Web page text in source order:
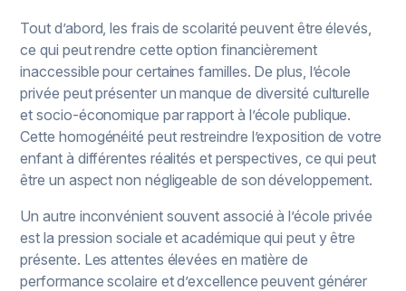
Tout d’abord, les frais de scolarité peuvent être élevés,
ce qui peut rendre cette option financièrement
inaccessible pour certaines familles. De plus, l’école
privée peut présenter un manque de diversité culturelle
et socio-économique par rapport à l’école publique.
Cette homogénéité peut restreindre l’exposition de votre
enfant à différentes réalités et perspectives, ce qui peut
être un aspect non négligeable de son développement.
Un autre inconvénient souvent associé à l’école privée
est la pression sociale et académique qui peut y être
présente. Les attentes élevées en matière de
performance scolaire et d’excellence peuvent générer